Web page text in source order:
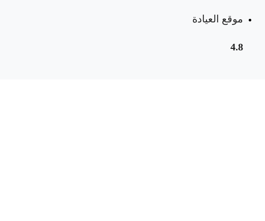
موقع العيادة
4.8